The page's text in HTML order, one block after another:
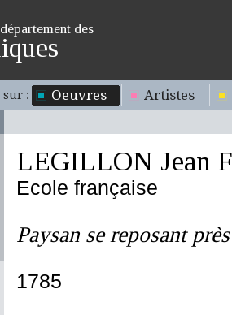
des
sur : Oeuvres Artistes
LEGILLON Jean
Ecole française
Paysan se reposant
1785